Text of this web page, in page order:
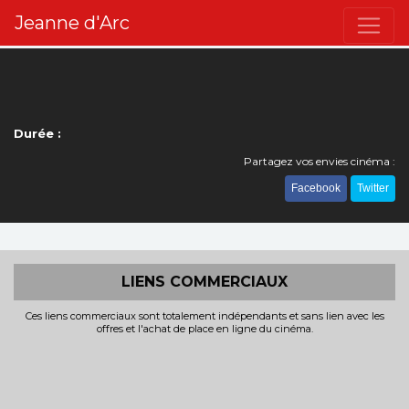
Jeanne d'Arc
Durée :
Partagez vos envies cinéma :
Facebook Twitter
LIENS COMMERCIAUX
Ces liens commerciaux sont totalement indépendants et sans lien avec les
offres et l'achat de place en ligne du cinéma.